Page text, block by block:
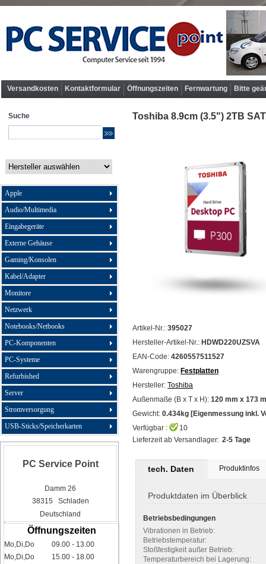
Versandkosten Kontaktformular Öffnungszeiten Fernwartung Bitte
Suche
Apple
Audio/Multimedia
Eingabegeräte
Externe Gehäuse
Gaming/Konsolen
Kabel/Adapter
Monitore
Netzwerk
Notebooks/Netbooks
PC-Komponenten
PC-Systeme
Refurbished
Server
Stromversorgung
USB-Sticks/Speicherkarten
PC Service Point
Damm 26
38315 Schladen
Deutschland
Öffnungszeiten
Mo,Di,Do
09.00 - 13.00
Mo,Di,Do
15.00 - 18.00
Toshiba 8.9cm (3.5") 2TB
Artikel-Nr.: 395027
Hersteller-Artikel-Nr.: HDWD220UZSVA
EAN-Code: 4260557511527
Warengruppe: Festplatten
Hersteller: Toshiba
Außenmaße (B x T x H): 120 mm x 173
Gewicht: 0.434kg [Eigenmessung inkl.
Verfügbar :
10
Lieferzeit ab Versandlager: 2-5 Tage
tech. Daten Produktinfos
Produktdaten im Überblick
Betriebsbedingungen
Vibrationen in Betrieb:
Betriebstemperatur:
Stoßfestigkeit außer Betrieb:
Temperaturbereich bei Lagerung: